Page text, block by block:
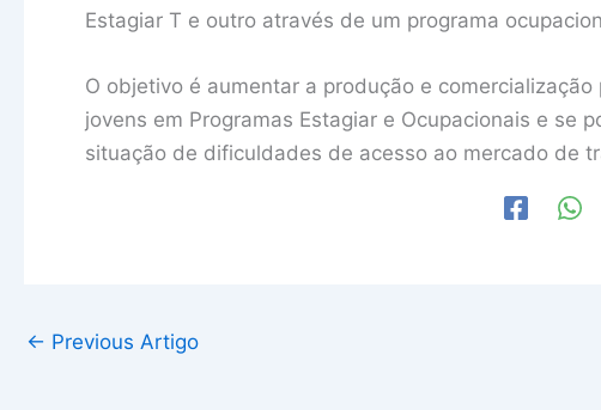
Estagiar T e outro através de um programa
O objetivo é aumentar a produção e
jovens em Programas Estagiar e Ocupacionais e se
situação de dificuldades de acesso ao mercado de
← Previous Artigo